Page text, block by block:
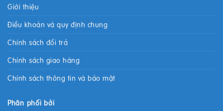
Giới thiệu
Điều khoản và quy định chung
Chính sách đổi trả
Chính sách giao hàng
Chính sách thông tin và bảo mật
Phân phối bởi